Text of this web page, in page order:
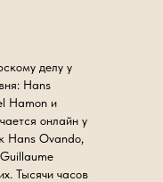
делу у
Hans
Hamon и
онлайн у
Hans Ovando,
Тысячи часов